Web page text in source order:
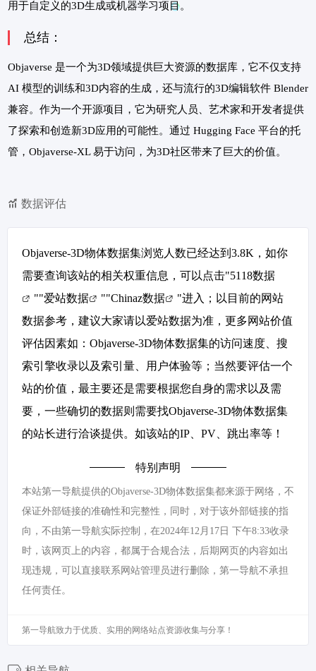
用于自定义的3D生成或机器学习项目。
总结：
Objaverse 是一个为3D领域提供巨大资源的数据库，它不仅支持
AI 模型的训练和3D内容的生成，还与流行的3D编辑软件 Blender
兼容。作为一个开源项目，它为研究人员、艺术家和开发者提供
了探索和创造新3D应用的可能性。通过 Hugging Face 平台的托
管，Objaverse-XL 易于访问，为3D社区带来了巨大的价值。
数据评估
Objaverse-3D物体数据集浏览人数已经达到3.8K，如你
需要查询该站的相关权重信息，可以点击"5118数据
""爱站数据 ""Chinaz数据
"进入；以目前的网站
数据参考，建议大家请以爱站数据为准，更多网站价值
评估因素如：Objaverse-3D物体数据集的访问速度、搜
索引擎收录以及索引量、用户体验等；当然要评估一个
站的价值，最主要还是需要根据您自身的需求以及需
要，一些确切的数据则需要找Objaverse-3D物体数据集
的站长进行洽谈提供。如该站的IP、PV、跳出率等！
特别声明
本站第一导航提供的Objaverse-3D物体数据集都来源于网络，不
保证外部链接的准确性和完整性，同时，对于该外部链接的指
向，不由第一导航实际控制，在2024年12月17日 下午8:33收录
时，该网页上的内容，都属于合规合法，后期网页的内容如出
现违规，可以直接联系网站管理员进行删除，第一导航不承担
任何责任。
第一导航致力于优质、实用的网络站点资源收集与分享！